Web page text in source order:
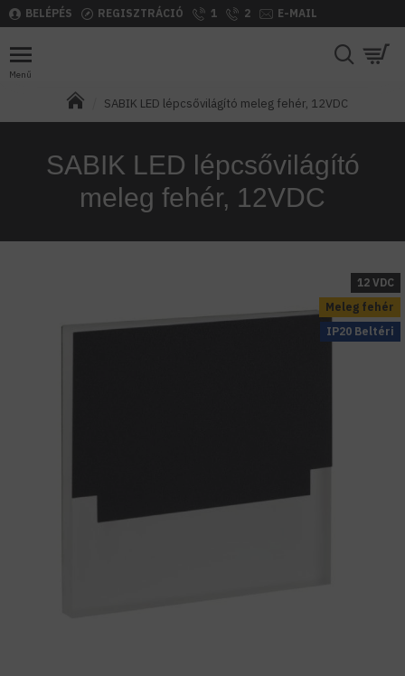
BELÉPÉS REGISZTRÁCIÓ 1 2 E-MAIL
SABIK LED lépcsővilágító meleg fehér, 12VDC
SABIK LED lépcsővilágító
meleg fehér, 12VDC
Meleg fehér
IP20 Beltéri
12 VDC